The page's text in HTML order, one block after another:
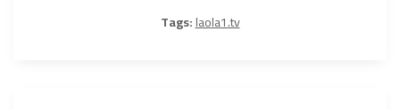
Tags:laola1.tv